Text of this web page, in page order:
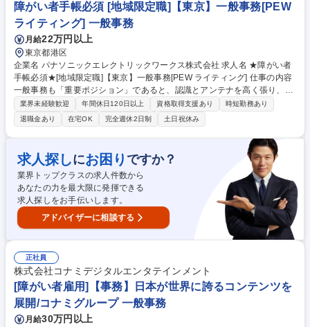
障がい者手帳必須 [地域限定職]【東京】一般事務[PEW
ライティング] 一般事務
月給22万円以上
東京都港区
企業名 パナソニックエレクトリックワークス株式会社 求人名 ★障がい者
手帳必須★[地域限定職]【東京】一般事務[PEW ライティング] 仕事の内容
一般事務も「重要ポジション」であると、認識とアンテナを高く張り、社
内外の関係者とのコミュニケーションを密に取って各種業務推進いただき
ます。 【具体的な仕事内容】 一般事務（庶務含む）全般をお任せしま
す。 各種資料作成、各種会議（WEB含む）の実施調整と当日設営および
運営、備品発注、伝票処理、自部門の予算管理、電話応対等、幅広い業務
をご担当いただきます。 募集職種 ★障がい者手帳必須★[地域限定職]【東
京】一般事務[PEW ライティング]
業界未経験歓迎 年間休日120日以上 資格取得支援あり
時短勤務あり
退職金あり
在宅OK 完全週休2日制 土日祝休み
求人探しにお困り ですか？
業界トップクラスの求人件数から
あなたの力を最大限に発揮できる
求人探しをお手伝いします。
アドバイザーに相談する
正社員
株式会社コナミデジタルエンタテインメント
[障がい者雇用]【事務】日本が世界に誇るコンテンツを
展開/コナミグループ 一般事務
月給30万円以上